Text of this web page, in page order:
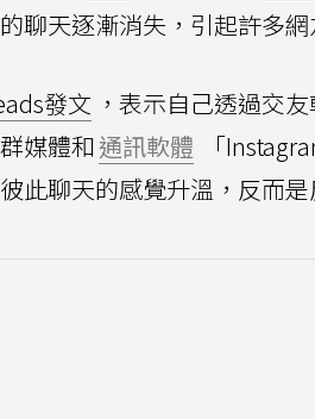
聊天逐漸消失，引起許多網
發文 ，表示自己透過交
媒體和通訊軟體
「
此聊天的感覺升溫，反而是